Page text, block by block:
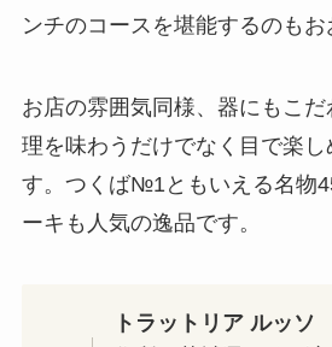
ンチのコースを堪能するのもお
お店の雰囲気同様、器にもこ
理を味わうだけでなく目で楽
す。つくば№1ともいえる名物
ーキも人気の逸品です。
トラットリア ルッソ